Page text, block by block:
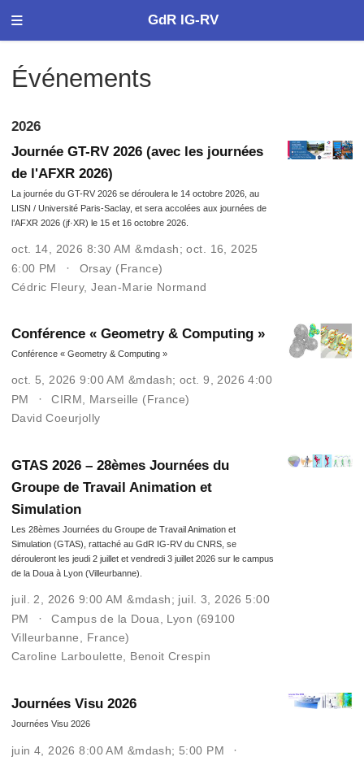
GdR IG-RV
Événements
2026
Journée GT-RV 2026 (avec les journées
de l'AFXR 2026)
La journée du GT-RV 2026 se déroulera le 14 octobre 2026, au
LISN / Université Paris-Saclay, et sera accolées aux journées de
l’AFXR 2026 (jf·XR) le 15 et 16 octobre 2026.
oct. 14, 2026 8:30 AM &mdash; oct. 16, 2025
6:00 PM
Orsay (France)
Cédric Fleury,Jean-Marie Normand
Conférence « Geometry & Computing »
Conférence « Geometry & Computing »
oct. 5, 2026 9:00 AM &mdash; oct. 9, 2026 4:00
PM
CIRM, Marseille (France)
David Coeurjolly
GTAS 2026 – 28èmes Journées du
Groupe de Travail Animation et
Simulation
Les 28èmes Journées du Groupe de Travail Animation et
Simulation (GTAS), rattaché au GdR IG-RV du CNRS, se
dérouleront les jeudi 2 juillet et vendredi 3 juillet 2026 sur le campus
de la Doua à Lyon (Villeurbanne).
juil. 2, 2026 9:00 AM &mdash; juil. 3, 2026 5:00
PM
Campus de la Doua, Lyon (69100
Villeurbanne, France)
Caroline Larboulette
Benoit Crespin
Journées Visu 2026
Journées Visu 2026
juin 4, 2026 8:00 AM &mdash; 5:00 PM